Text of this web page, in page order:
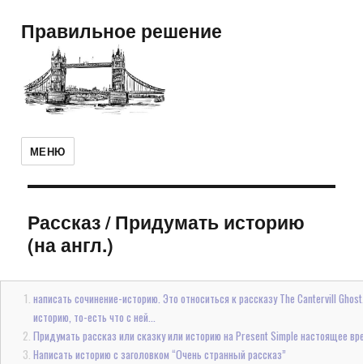
Правильное решение
МЕНЮ
Рассказ/Придумать историю
(на англ.)
написать сочинение-историю. Это относиться к рассказу The Cantervill
историю, то-есть что с ней...
Придумать рассказ или сказку или историю на Present Simple настоящее
Написать историю с заголовком “Очень странный рассказ”